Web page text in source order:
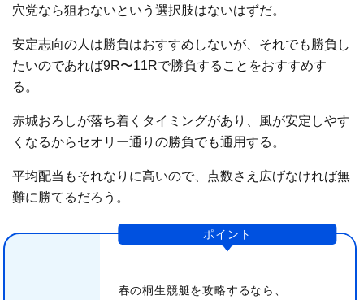
穴党なら狙わないという選択肢はないはずだ。
安定志向の人は勝負はおすすめしないが、それでも勝負し
たいのであれば9R〜11Rで勝負することをおすすめす
る。
赤城おろしが落ち着くタイミングがあり、風が安定しやす
くなるからセオリー通りの勝負でも通用する。
平均配当もそれなりに高いので、点数さえ広げなければ無
難に勝てるだろう。
春の桐生競艇を攻略するなら、